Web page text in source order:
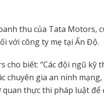
thu của Tata Motors,
với công ty mẹ tại Ấn Độ.
biết: “Các đội ngũ kỹ
chuyên gia an ninh
quan thực thi pháp luật